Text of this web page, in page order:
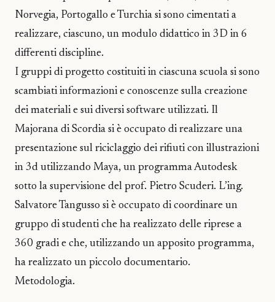
Norvegia, Portogallo e Turchia si sono cimentati a
realizzare, ciascuno, un modulo didattico in 3D in 6
differenti discipline.
I gruppi di progetto costituiti in ciascuna scuola si sono
scambiati informazioni e conoscenze sulla creazione
dei materiali e sui diversi software utilizzati. Il
Majorana di Scordia si è occupato di realizzare una
presentazione sul riciclaggio dei rifiuti con illustrazioni
in 3d utilizzando Maya, un programma Autodesk
sotto la supervisione del prof. Pietro Scuderi. L’ing.
Salvatore Tangusso si è occupato di coordinare un
gruppo di studenti che ha realizzato delle riprese a
360 gradi e che, utilizzando un apposito programma,
ha realizzato un piccolo documentario.
Metodologia.